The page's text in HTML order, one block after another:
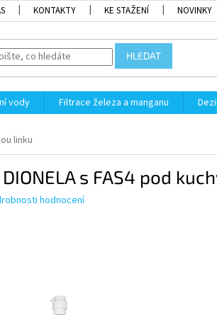
KONTAKTY KE STAŽENÍ NOVINKY
HLEDAT
vody Filtrace železa a manganu
linku
s FAS4 pod
hodnocení